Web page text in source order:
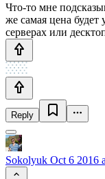
Что-то мне
же самая цена
серверах или
Reply
Sokolyuk Oct 6 2016